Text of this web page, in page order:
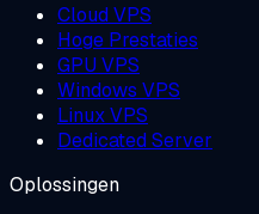
Cloud VPS
Hoge Prestaties
GPU VPS
Windows VPS
Linux VPS
Dedicated Server
Oplossingen